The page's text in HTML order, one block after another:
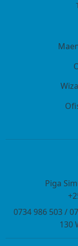
Piga
0734 986 503 /
130